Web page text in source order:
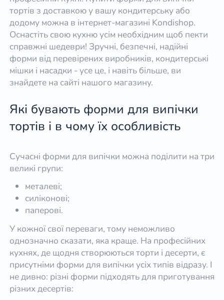
тортів з доставкою у вашу кондитерську або
додому можна в інтернет-магазині Kondishop.
Оснастіть свою кухню усім необхідним щоб пекти
справжні шедеври! Зручні, безпечні, надійні
форми від перевірених виробників, кондитерські
мішки і насадки - усе це, і навіть більше, ви
знайдете на сайті нашого магазину.
Які бувають форми для випічки
тортів і в чому їх особливість
Сучасні форми для випічки можна поділити на три
великі групи:
металеві;
силіконові;
паперові.
У кожної свої переваги, тому неможливо
однозначно сказати, яка краще. На професійних
кухнях, де щодня створюються торти і десерти, є
присутніми форми для випічки усіх типів відразу. І
не дивно: різні форми підходять для приготування
різних десертів: